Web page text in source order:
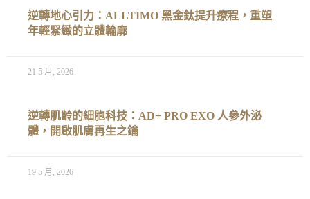
逆轉地心引力：ALLTIMO 黑金鈦提升療程，重塑
年輕緊緻的立體輪廓
21 5 月, 2026
逆轉肌齡的細胞科技：AD+ PRO EXO 人參外泌
體，開啟肌膚再生之鑰
19 5 月, 2026